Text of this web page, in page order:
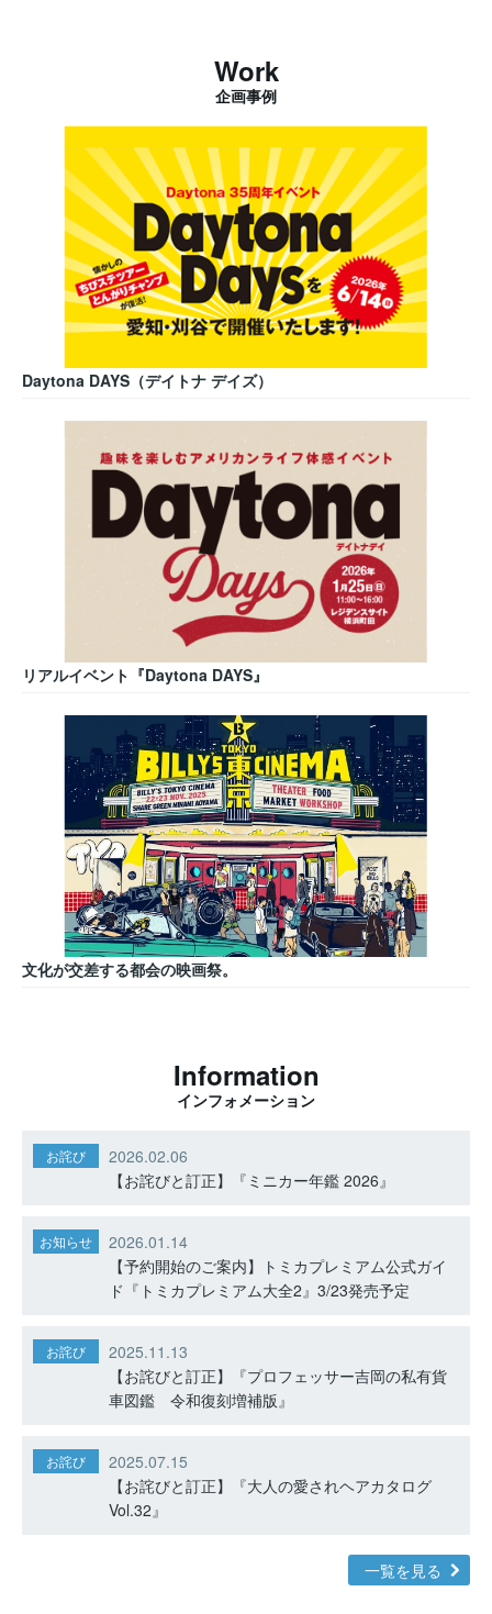
Work
企画事例
Daytona DAYS（デイトナ デイズ）
リアルイベント『Daytona DAYS』
文化が交差する都会の映画祭。
Information
インフォメーション
お詫び
2026.02.06
【お詫びと訂正】『ミニカー年鑑 2026』
お知らせ
2026.01.14
【予約開始のご案内】トミカプレミアム公式ガイ
ド『トミカプレミアム大全2』3/23発売予定
お詫び
2025.11.13
【お詫びと訂正】『プロフェッサー吉岡の私有貨
車図鑑 令和復刻増補版』
お詫び
2025.07.15
【お詫びと訂正】『大人の愛されヘアカタログ
Vol.32』
一覧を見る